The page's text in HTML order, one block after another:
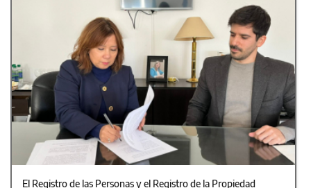
El Registro de las Personas y el Registro de la Propiedad